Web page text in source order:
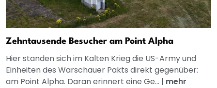
Zehntausende Besucher am Point Alpha
Hier standen sich im Kalten Krieg die US-Army und
Einheiten des Warschauer Pakts direkt gegenüber:
am Point Alpha. Daran erinnert eine Ge... | mehr